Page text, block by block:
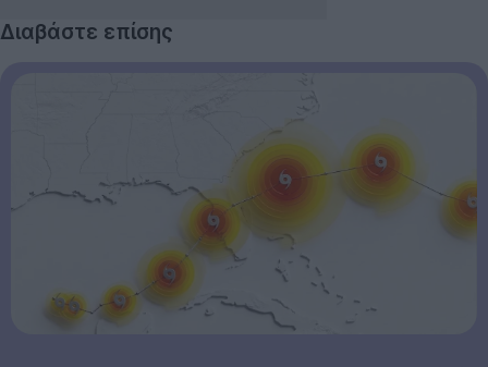
Διαβάστε επίσης